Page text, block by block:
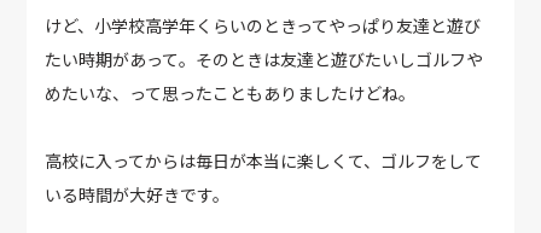
けど、小学校高学年くらいのときってやっぱり友達と遊び
たい時期があって。そのときは友達と遊びたいしゴルフや
めたいな、って思ったこともありましたけどね。
高校に入ってからは毎日が本当に楽しくて、ゴルフをして
いる時間が大好きです。